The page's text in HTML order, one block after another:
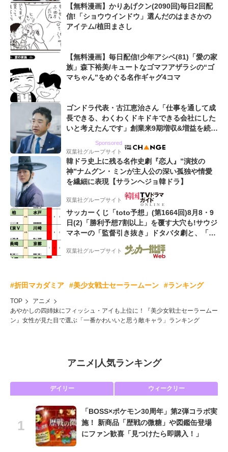
【無料漫画】かりあげクン(2090回)毎日2回配
信!「ショウウインドウ」選んだのはまさかの
アイテム/植田まさし
【無料漫画】毎日配信!少年アシベ(81)「愛の家
族」森下裕美/キュートなゴマフアザラシの“ゴ
マちゃん”をめぐる名作ギャグ4コマ
ゴンドラ代表・古江恵治さん「仕事を通して成
長できる、わくわくドキドキできる会社にした
いと考えたんです」創業来9期増収&増益を続け
Sponsored
双葉社グループサイト
韓ドラ史上に残る名作史劇『恋人』”演技の
神”ナムグン・ミンが主人公の深い孤独や情愛
を繊細に表現【サランヘジョ韓ドラ】
双葉社グループサイト
サッカーくじ「toto予想」(第1664回)8月8・9
日(2)「勝利予想7割以上」を覆す大穴も!サウジ
マネーの「監督引き抜き」ドタバタ劇と、「特
別な日」が勝敗を分ける!
双葉社グループサイト
#折田マカダミア #美少女戦士セーラームーン #ランキング
TOP
アニメ
あやかしの四姉妹にフィッシュ・アイも上位に！『美少女戦士セーラームー
ン』女性が見た目で選ぶ「一番かわいいと思う敵キャラ」ランキング
アニメ 人気ランキング
デイリー ウィークリー
「BOSS×ポケモン30周年」第2弾コラボ実
施！ 新商品「歴戦の微糖」や図鑑缶登場
にファン歓喜「見つけたら即購入！」